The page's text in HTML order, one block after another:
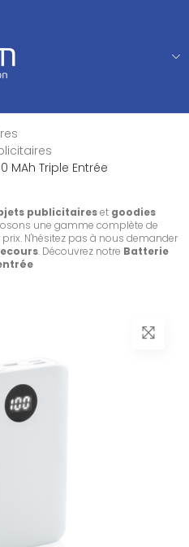
MAh Triple Entrée
publicitaireset goodies
une gamme complète de
N'hésitez pas à nous demander
. Découvrez notre Batterie